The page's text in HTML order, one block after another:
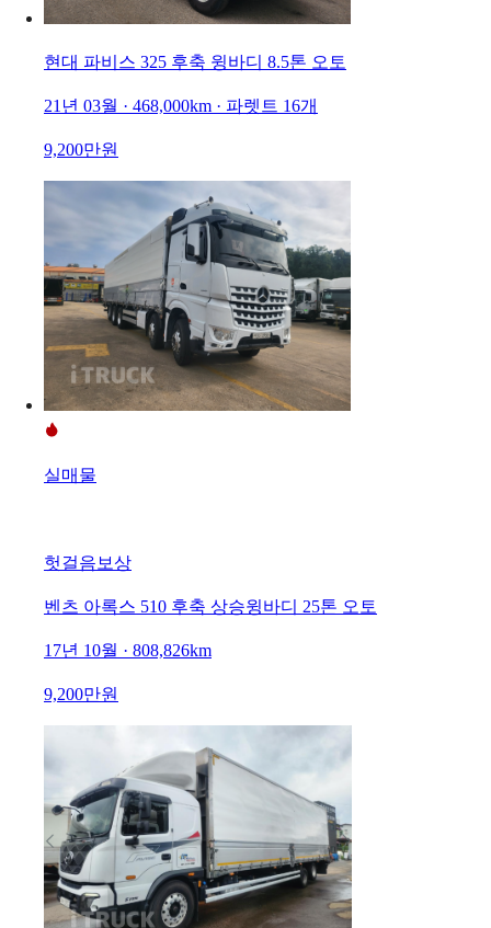
현대 파비스 325 후축 윙바디 8.5톤 오토
21년 03월 · 468,000km · 파렛트 16개
9,200만원
실매물
헛걸음보상
벤츠 아록스 510 후축 상승윙바디 25톤 오토
17년 10월 · 808,826km
9,200만원